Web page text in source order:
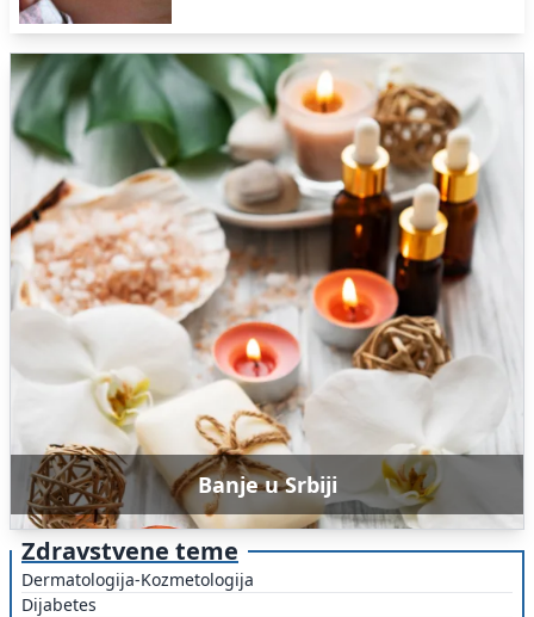
Banje u Srbiji
Zdravstvene teme
Dermatologija-Kozmetologija
Dijabetes